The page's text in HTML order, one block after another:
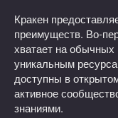
Кракен
преимуществ. Во-
хватает на
уникальным
доступны в
активное
знаниями.